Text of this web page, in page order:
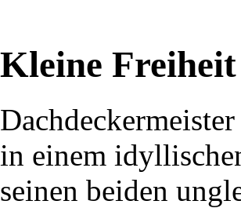
Kleine Freiheit
in einem
seinen beiden